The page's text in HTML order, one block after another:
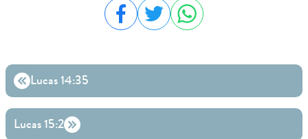
Compartilhar no Facebook
Compartilhar no Twitter
Compartilhar no
Lucas 14:35
Lucas 15:2